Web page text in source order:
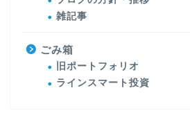
雑記事
ごみ箱
旧ポートフォリオ
ラインスマート投資